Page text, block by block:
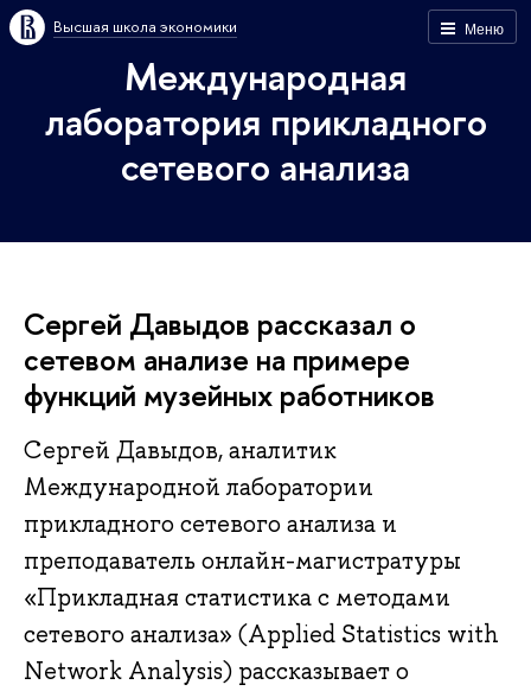
Меню
Высшая школа экономики
Международная
лаборатория прикладного
сетевого анализа
Сергей Давыдов рассказал о
сетевом анализе на примере
функций музейных работников
Сергей Давыдов, аналитик
Международной лаборатории
прикладного сетевого анализа и
преподаватель онлайн-магистратуры
«Прикладная статистика с методами
сетевого анализа» (Applied Statistics with
Network Analysis) рассказывает о